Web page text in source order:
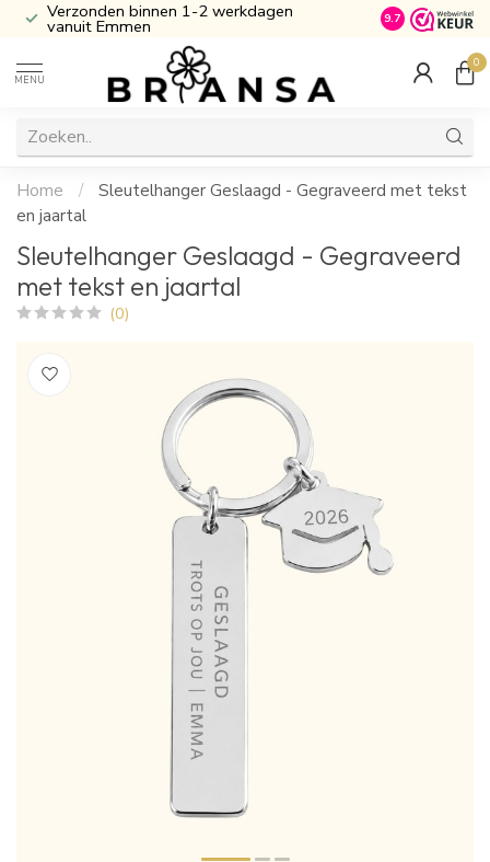
Verzonden binnen 1-2 werkdagen
vanuit Emmen Inclusief
9.7
MENU
0
Home /
Sleutelhanger Geslaagd - Gegraveerd met tekst
en jaartal
Sleutelhanger Geslaagd - Gegraveerd
met tekst en jaartal
(0)